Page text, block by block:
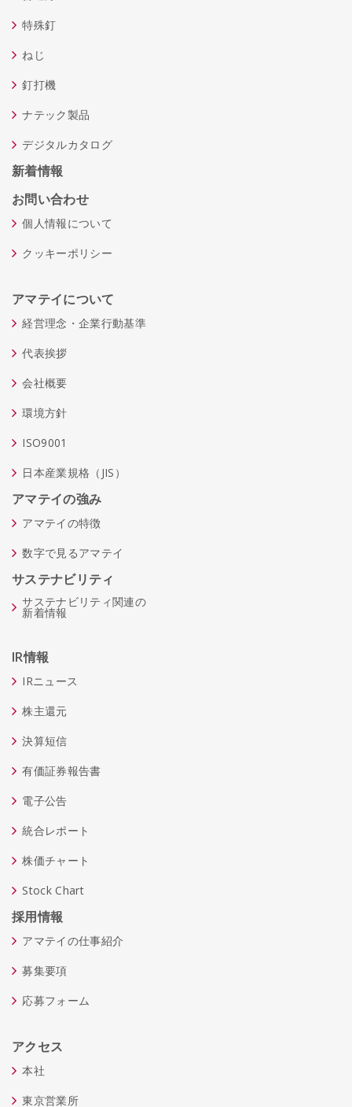
特殊釘
ねじ
釘打機
ナテック製品
デジタルカタログ
新着情報
お問い合わせ
個人情報について
クッキーポリシー
アマテイについて
経営理念・企業行動基準
代表挨拶
会社概要
環境方針
ISO9001
日本産業規格（JIS）
アマテイの強み
アマテイの特徴
数字で見るアマテイ
サステナビリティ
サステナビリティ関連の
新着情報
IR情報
IRニュース
株主還元
決算短信
有価証券報告書
電子公告
統合レポート
株価チャート
Stock Chart
採用情報
アマテイの仕事紹介
募集要項
応募フォーム
アクセス
本社
東京営業所